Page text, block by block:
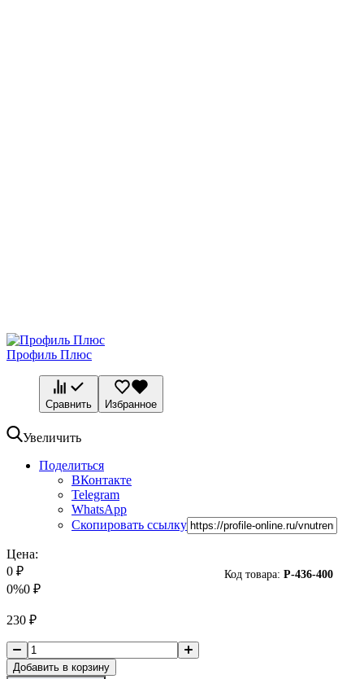
Профиль Плюс
Сравнить Избранное
Увеличить
Поделиться
ВКонтакте
Telegram
WhatsApp
Скопировать ссылку
Код товара: P-436-400
Цена:
0 ₽
0%0 ₽
230 ₽
Добавить в корзину